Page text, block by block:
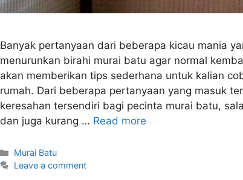
Banyak pertanyaan dari beberapa kicau mania
menurunkan birahi murai batu agar normal
akan memberikan tips sederhana untuk kalian
rumah. Dari beberapa pertanyaan yang masuk
keresahan tersendiri bagi pecinta murai batu,
dan juga kurang … Read more
Categories
Murai Batu
Leave a comment